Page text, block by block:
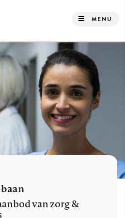
MENU
van zorg &